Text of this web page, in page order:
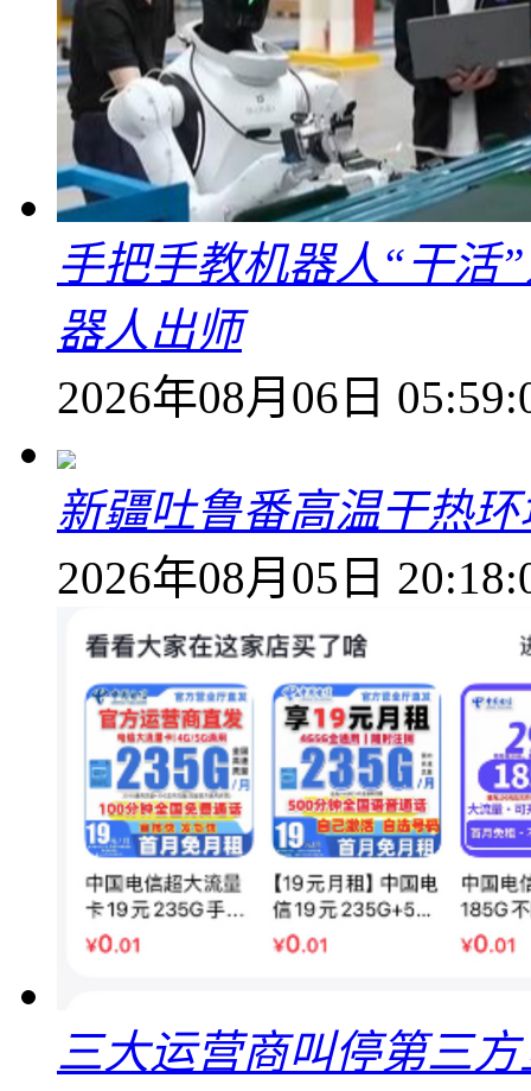
手把手教机器人“干活
器人出师
2026年08月06日
新疆吐鲁番高温干热
2026年08月05日
三大运营商叫停第三